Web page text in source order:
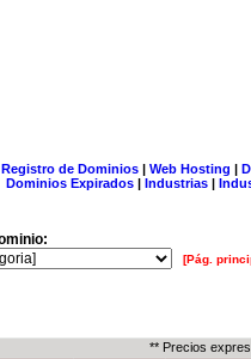
Registro de Dominios| Web Hosting |
Dominios Expirados | Industrias |
[Pág.
** Precios